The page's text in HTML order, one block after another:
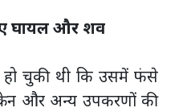
घायल और शव
हो चुकी थी कि उसमें फंसे
और अन्य उपकरणों की